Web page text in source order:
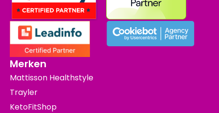
Merken
Mattisson Healthstyle
Trayler
KetoFitShop